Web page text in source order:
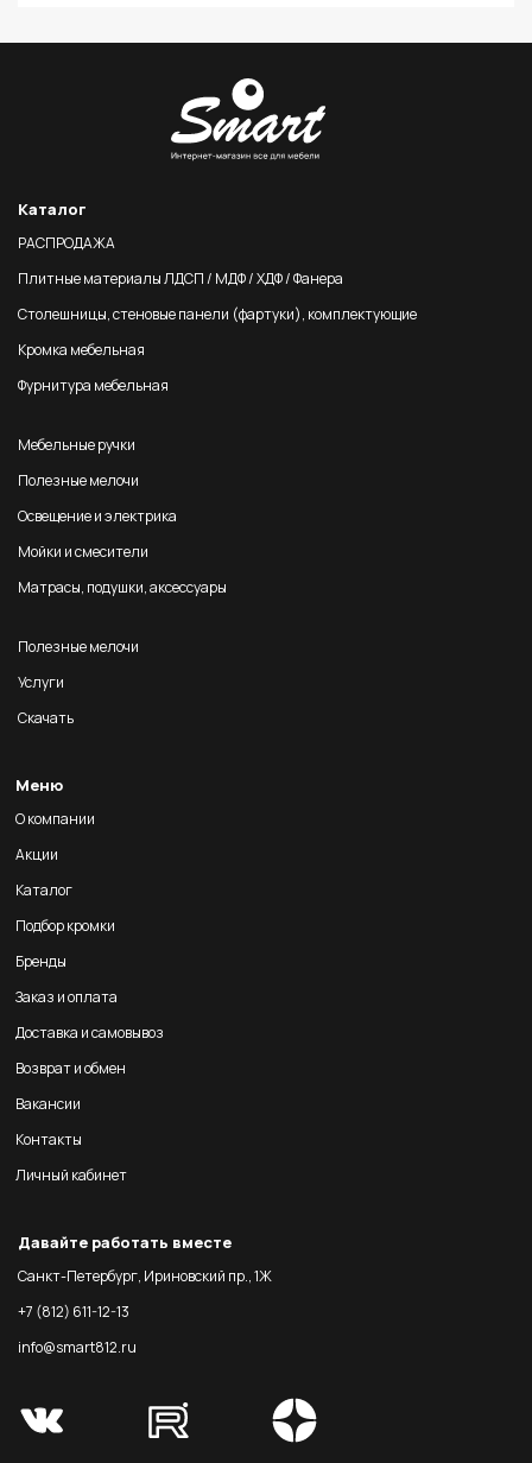
Каталог
РАСПРОДАЖА
Плитные материалы ЛДСП / МДФ / ХДФ / Фанера
Столешницы, стеновые панели (фартуки), комплектующие
Кромка мебельная
Фурнитура мебельная
Мебельные ручки
Полезные мелочи
Освещение и электрика
Мойки и смесители
Матрасы, подушки, аксессуары
Полезные мелочи
Услуги
Скачать
Меню
О компании
Акции
Каталог
Подбор кромки
Бренды
Заказ и оплата
Доставка и самовывоз
Возврат и обмен
Вакансии
Контакты
Личный кабинет
Давайте работать вместе
Санкт-Петербург, Ириновский пр., 1Ж
+7 (812) 611-12-13
info@smart812.ru